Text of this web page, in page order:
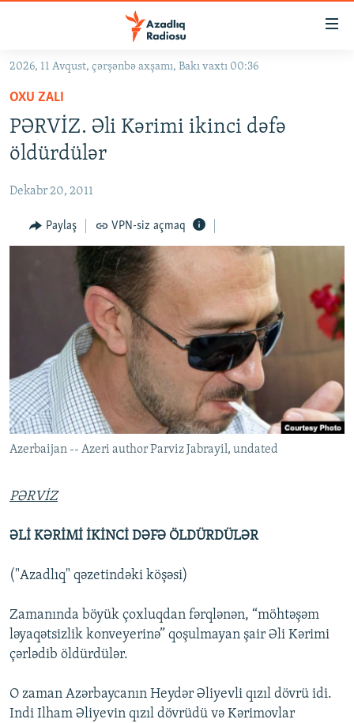
Əsas
qayıt
Əsas
naviqasiyaya
qayıt
Axtarışa
#İZAHLA
KORRUPSIOMETR
FƏRQƏ BAX
QANUNI DOĞRU
ARAŞDIRMA
MULTIMEDIA
FOTOQALEREYA
İNFOQRAFIKA
KARIKATURA
RADIO ARXIV
OXU ZALI
AZƏRBAYCAN ƏDƏBIYYATI KITABXANASI
İSLAM VƏ DEMOKRATIYA
İZ - MƏDƏNIYYƏT PROQRAMI
HAQQIMIZDA
MISSIYAMIZ
PEŞƏ ETIKASI VƏ JURNALISTIKA STANDARTLARIMIZ
MATERIALLARIMIZDAN ISTIFADƏ
AZADLIQRADIOSU MOBIL TELEFONUNUZDA
BIZI IZLƏ
RFE/RL-in bütün saytları
2026, 11 Avqust, çərşənbə axşamı, Bakı vaxtı 00:36
OXU ZALI
PƏRVİZ. Əli Kərimi ikinci dəfə
öldürdülər
Dekabr 20, 2011
Paylaş VPN-siz açmaq
Azerbaijan -- Azeri author Parviz Jabrayil, undated
PƏRVİZ
ƏLİ KƏRİMİ İKİNCİ DƏFƏ ÖLDÜRDÜLƏR
("Azadlıq" qəzetindəki köşəsi)
Zamanında böyük çoxluqdan fərqlənən, “möhtəşəm
ləyaqətsizlik konveyerinə” qoşulmayan şair Əli Kərimi
çərlədib öldürdülər.
O zaman Azərbaycanın Heydər Əliyevli qızıl dövrü idi.
Indi Ilham Əliyevin qızıl dövrüdü və Kərimovlar